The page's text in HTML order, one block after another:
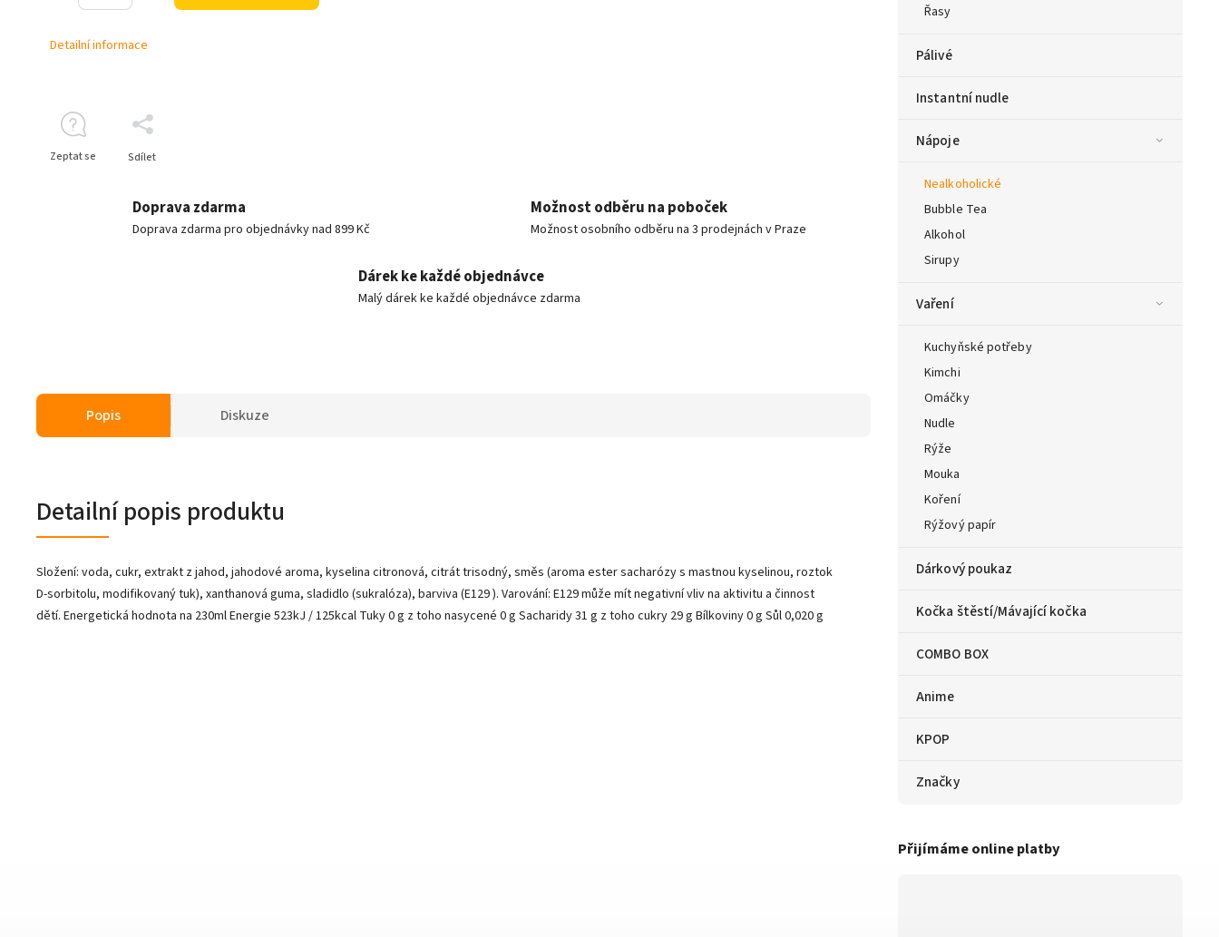
Řasy
Pálivé
Instantní nudle
Nápoje
Nealkoholické
Bubble Tea
Alkohol
Sirupy
Vaření
Kuchyňské potřeby
Kimchi
Omáčky
Nudle
Rýže
Mouka
Koření
Rýžový papír
Dárkový poukaz
Kočka štěstí/Mávající kočka
COMBO BOX
Anime
KPOP
Značky
Přijímáme online platby
Detailní informace
Zeptat se Sdílet
Doprava zdarma
Doprava zdarma pro objednávky nad 899 Kč
Možnost odběru na poboček
Možnost osobního odběru na 3 prodejnách v Praze
Dárek ke každé objednávce
Malý dárek ke každé objednávce zdarma
Popis Diskuze
Detailní popis produktu
Složení: voda, cukr, extrakt z jahod, jahodové aroma, kyselina citronová, citrát trisodný, směs (aroma ester sacharózy s mastnou kyselinou, roztok
D-sorbitolu, modifikovaný tuk), xanthanová guma, sladidlo (sukralóza), barviva (E129 ). Varování: E129 může mít negativní vliv na aktivitu a činnost
dětí. Energetická hodnota na 230ml Energie 523kJ / 125kcal Tuky 0 g z toho nasycené 0 g Sacharidy 31 g z toho cukry 29 g Bílkoviny 0 g Sůl 0,020 g